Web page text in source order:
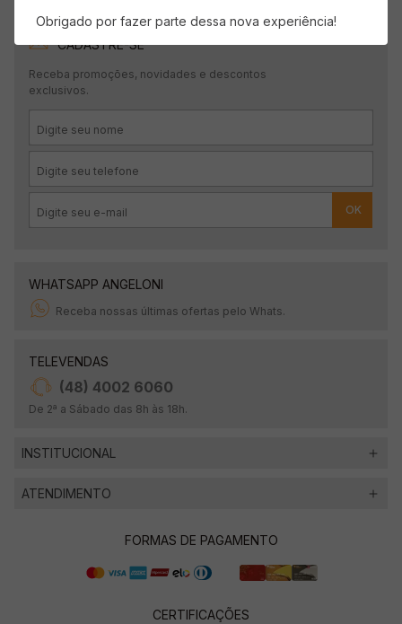
CADASTRE-SE
Receba promoções, novidades e descontos
exclusivos.
OK
WHATSAPP ANGELONI
Receba nossas últimas ofertas pelo Whats.
TELEVENDAS
(48) 4002 6060
De 2ª a Sábado das 8h às 18h.
INSTITUCIONAL
ATENDIMENTO
FORMAS DE PAGAMENTO
CERTIFICAÇÕES
Obrigado por fazer parte dessa nova experiência!